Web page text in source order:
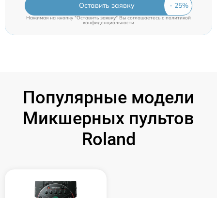
Оставить заявку
Нажимая на кнопку "Оставить заявку" Вы соглашаетесь cполитикой
конфиденциальности
Популярные модели
Микшерных пультов
Roland